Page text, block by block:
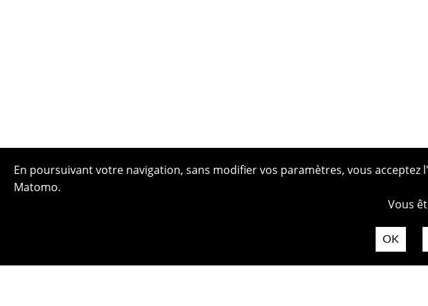
En poursuivant votre navigation, sans modifier vos paramètres, vous
Matomo.
Vous
OK